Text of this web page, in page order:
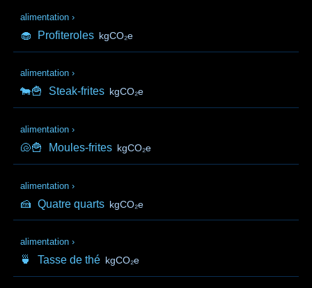
alimentation ›
🧁 Profiteroles kgCO₂e
alimentation ›
🐄🍟 Steak-frites kgCO₂e
alimentation ›
🐚🍟 Moules-frites kgCO₂e
alimentation ›
🍰 Quatre quarts kgCO₂e
alimentation ›
🍵 Tasse de thé kgCO₂e